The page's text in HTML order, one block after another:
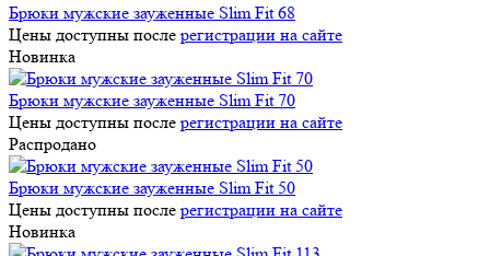
Брюки мужские зауженные Slim Fit 68
Цены доступны после регистрации на сайте
Новинка
Брюки мужские зауженные Slim Fit 70
Цены доступны после регистрации на сайте
Распродано
Брюки мужские зауженные Slim Fit 50
Цены доступны после регистрации на сайте
Новинка